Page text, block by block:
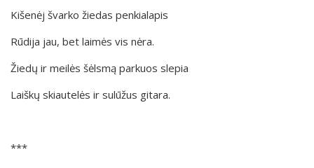
Kišenėj švarko žiedas penkialapis
Rūdija jau, bet laimės vis nėra.
Žiedų ir meilės šėlsmą parkuos slepia
Laiškų skiautelės ir sulūžus gitara.
***